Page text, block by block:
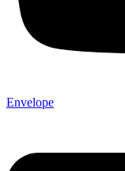
Envelope